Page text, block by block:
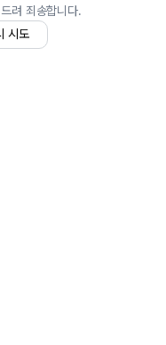
려 죄송합니다.
시도